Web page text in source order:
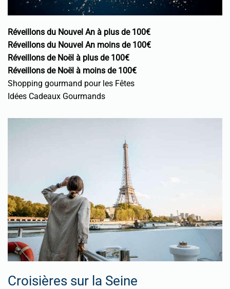
Réveillons du Nouvel An à plus de 100€
Réveillons du Nouvel An moins de 100€
Réveillons de Noël à plus de 100€
Réveillons de Noël à moins de 100€
Shopping gourmand pour les Fêtes
Idées Cadeaux Gourmands
Croisières sur la Seine